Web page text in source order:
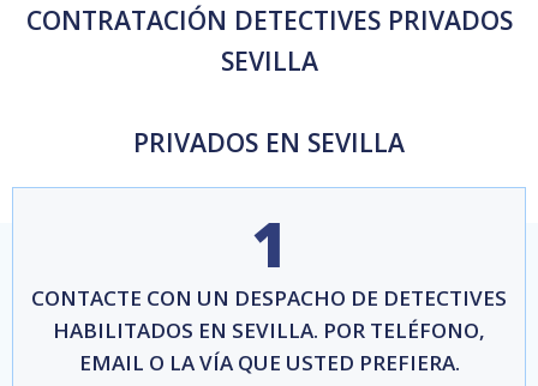
CONTRATACIÓN DETECTIVES PRIVADOS
SEVILLA
PRIVADOS EN SEVILLA
1
CONTACTE CON UN DESPACHO DE DETECTIVES
HABILITADOS EN SEVILLA. POR TELÉFONO,
EMAIL O LA VÍA QUE USTED PREFIERA.